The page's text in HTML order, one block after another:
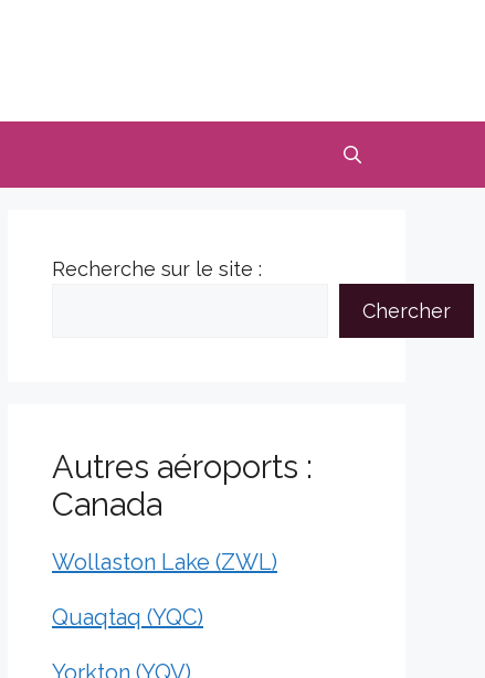
Recherche sur le site :
Chercher
Autres aéroports :
Canada
Wollaston Lake (ZWL)
Quaqtaq (YQC)
Yorkton (YQV)